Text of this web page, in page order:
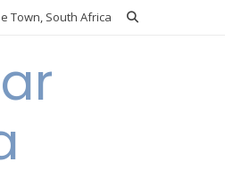
Town, South Africa